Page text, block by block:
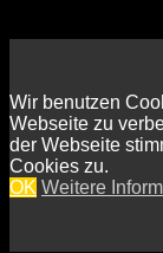
Wir benutzen
Webseite zu
der Webseite
Cookies zu.
OK Weitere